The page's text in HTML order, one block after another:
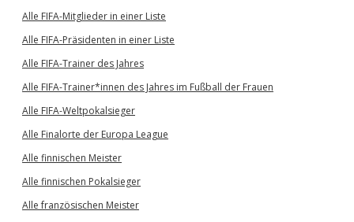
Alle FIFA-Mitglieder in einer Liste
Alle FIFA-Präsidenten in einer Liste
Alle FIFA-Trainer des Jahres
Alle FIFA-Trainer*innen des Jahres im Fußball der Frauen
Alle FIFA-Weltpokalsieger
Alle Finalorte der Europa League
Alle finnischen Meister
Alle finnischen Pokalsieger
Alle französischen Meister